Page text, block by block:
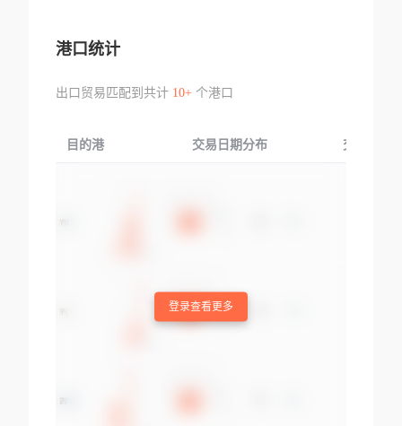
港口统计
出口贸易匹配到共计 10+个港口
目的港 交易日期分布 交易产品
登录查看更多